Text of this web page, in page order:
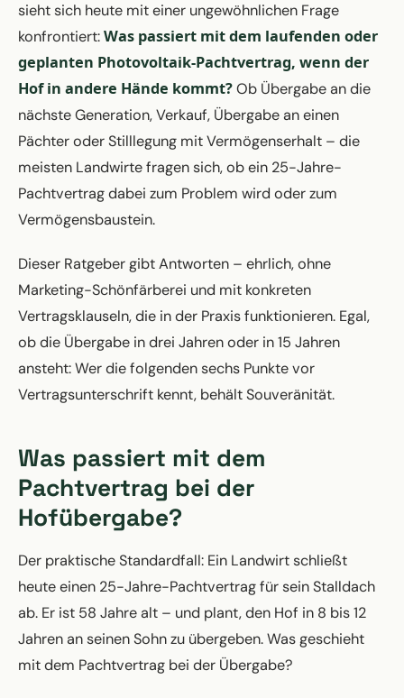
sieht sich heute mit einer ungewöhnlichen Frage
konfrontiert:Was passiert mit dem laufenden oder
geplanten Photovoltaik-Pachtvertrag, wenn der
Hof in andere Hände kommt?Ob Übergabe an die
nächste Generation, Verkauf, Übergabe an einen
Pächter oder Stilllegung mit Vermögenserhalt – die
meisten Landwirte fragen sich, ob ein 25-Jahre-
Pachtvertrag dabei zum Problem wird oder zum
Vermögensbaustein.
Dieser Ratgeber gibt Antworten – ehrlich, ohne
Marketing-Schönfärberei und mit konkreten
Vertragsklauseln, die in der Praxis funktionieren. Egal,
ob die Übergabe in drei Jahren oder in 15 Jahren
ansteht: Wer die folgenden sechs Punkte vor
Vertragsunterschrift kennt, behält Souveränität.
Was passiert mit dem
Pachtvertrag bei der
Hofübergabe?
Der praktische Standardfall: Ein Landwirt schließt
heute einen 25-Jahre-Pachtvertrag für sein Stalldach
ab. Er ist 58 Jahre alt – und plant, den Hof in 8 bis 12
Jahren an seinen Sohn zu übergeben. Was geschieht
mit dem Pachtvertrag bei der Übergabe?